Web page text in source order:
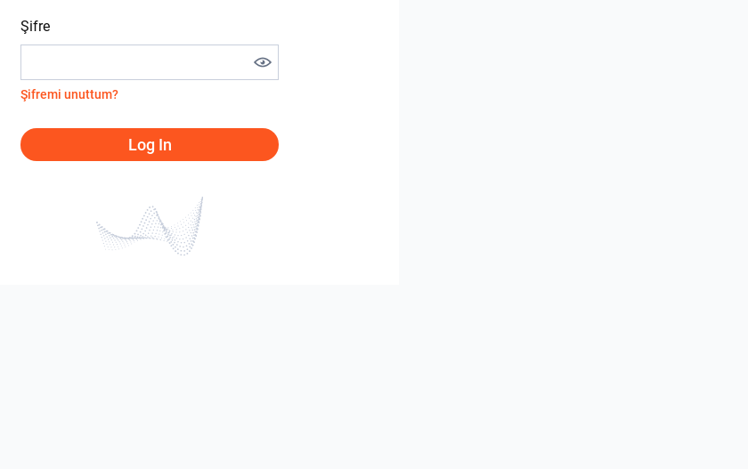
Şifre
Şifremi unuttum?
Log In